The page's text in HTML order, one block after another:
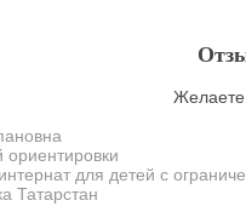
Желаете
ориентировки
для детей с
Татарстан